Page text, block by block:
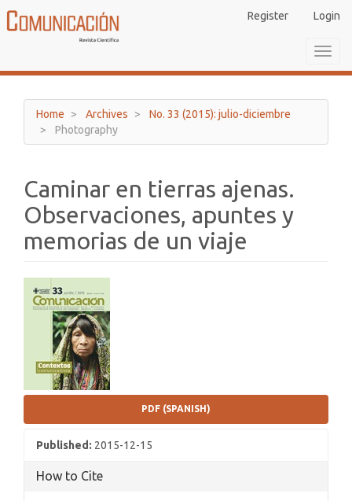
Navigation
Sidebar
Register Login
Home Archives
No. 33 (2015): julio-diciembre
Photography
Caminar en tierras ajenas.
Observaciones, apuntes y
memorias de un viaje
Article
Sidebar
PDF (SPANISH)
Published: 2015-12-15
How to Cite